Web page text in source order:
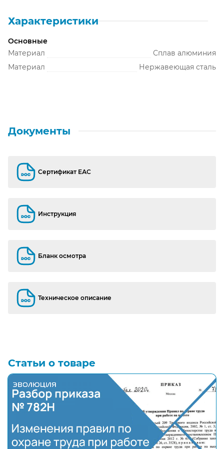
Характеристики
Основные
Материал
Сплав алюминия
Материал
Нержавеющая сталь
Документы
Сертификат ЕАС
Инструкция
Бланк осмотра
Техническое описание
Статьи о товаре
Полный разбор нового приказа № 782Н "Об